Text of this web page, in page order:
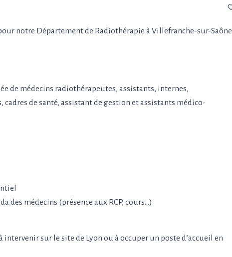
notre Département de Radiothérapie à Villefranche-sur-Saône
de médecins radiothérapeutes, assistants, internes,
de santé, assistant de gestion et assistants médico-
des médecins (présence aux RCP, cours…)
sur le site de Lyon ou à occuper un poste d’accueil en